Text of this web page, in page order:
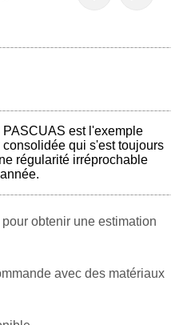
est l'exemple
qui s'est toujours
régularité irréprochable
obtenir une estimation
avec des matériaux